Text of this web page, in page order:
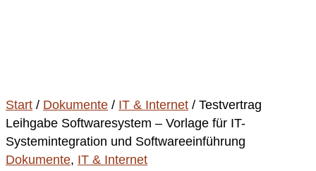
Start / Dokumente / IT & Internet / Testvertrag
Leihgabe Softwaresystem – Vorlage für IT-
Systemintegration und Softwareeinführung
Dokumente, IT & Internet